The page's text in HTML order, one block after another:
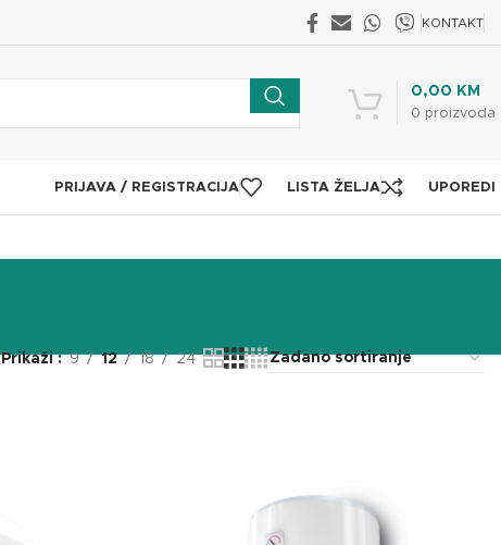
KONTAKT
0 proizvoda
0,00 KM
PRIJAVA / REGISTRACIJA LISTA ŽELJA UPOREDI
Prikaži 9 12 18 24